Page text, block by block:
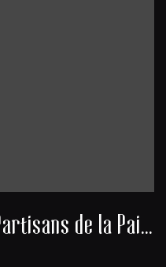
Congrès Mondial des Partisans de la Paix 1949